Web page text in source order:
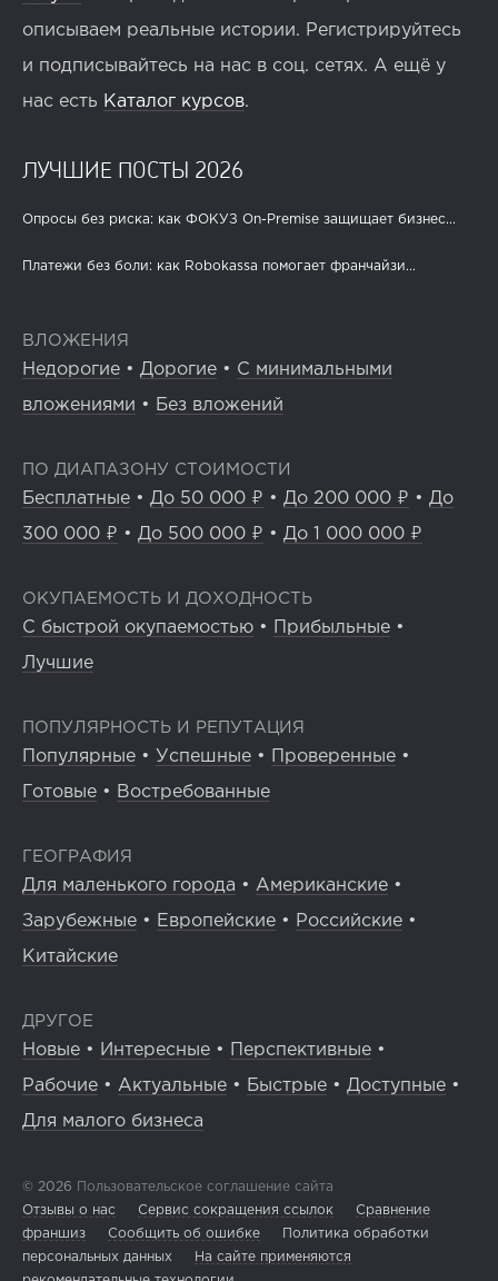
описываем реальные истории. Регистрируйтесь
и подписывайтесь на нас в соц. сетях. А ещё у
нас есть Каталог курсов.
ЛУЧШИЕ ПОСТЫ 2026
Опросы без риска: как ФОКУЗ On-Premise защищает бизнес...
Платежи без боли: как Robokassa помогает франчайзи...
ВЛОЖЕНИЯ
Недорогие • Дорогие • С минимальными
вложениями • Без вложений
ПО ДИАПАЗОНУ СТОИМОСТИ
Бесплатные • До 50 000 ₽ • До 200 000 ₽ • До
300 000 ₽ • До 500 000 ₽ • До 1 000 000 ₽
ОКУПАЕМОСТЬ И ДОХОДНОСТЬ
С быстрой окупаемостью • Прибыльные •
Лучшие
ПОПУЛЯРНОСТЬ И РЕПУТАЦИЯ
Популярные • Успешные • Проверенные •
Готовые • Востребованные
ГЕОГРАФИЯ
Для маленького города • Американские •
Зарубежные • Европейские • Российские •
Китайские
ДРУГОЕ
Новые • Интересные • Перспективные •
Рабочие • Актуальные • Быстрые • Доступные •
Для малого бизнеса
© 2026 Пользовательское соглашение сайта
Отзывы о нас
Сервис сокращения ссылок
Сравнение
франшиз
Сообщить об ошибке
Политика обработки
персональных данных
На сайте применяются